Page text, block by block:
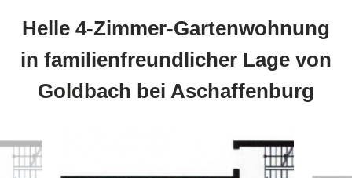
Helle 4-Zimmer-Gartenwohnung
in familienfreundlicher Lage von
Goldbach bei Aschaffenburg